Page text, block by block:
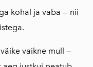
kohal ja vaba — nii
vaikne mull —